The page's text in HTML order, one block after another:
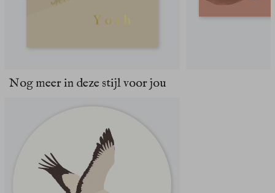
Nog meer in deze stijl voor jou